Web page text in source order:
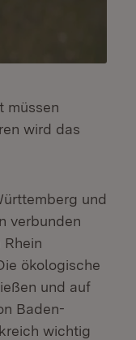
müssen
wird das
und
verbunden
ökologische
und auf
Baden-
wichtig